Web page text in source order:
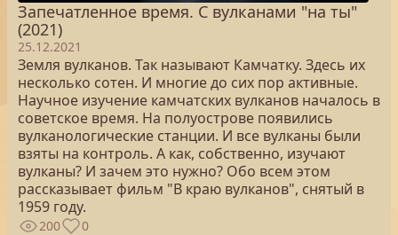
Запечатленное время. С вулканами "на ты"
(2021)
25.12.2021
Земля вулканов. Так называют Камчатку. Здесь их
несколько сотен. И многие до сих пор активные.
Научное изучение камчатских вулканов началось в
советское время. На полуострове появились
вулканологические станции. И все вулканы были
взяты на контроль. А как, собственно, изучают
вулканы? И зачем это нужно? Обо всем этом
рассказывает фильм "В краю вулканов", снятый в
1959 году.
200 0